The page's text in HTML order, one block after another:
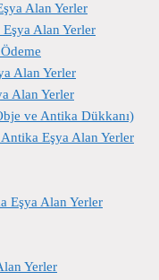
Alan Yerler
Alan Yerler
Alan Yerler
Alan Yerler
ve Antika Dükkanı)
Eşya Alan Yerler
Eşya Alan Yerler
Yerler